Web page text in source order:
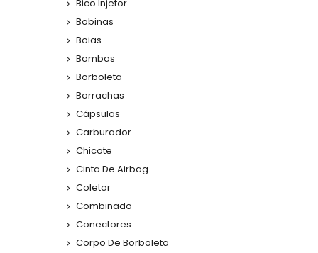
Bico Injetor
Bobinas
Boias
Bombas
Borboleta
Borrachas
Cápsulas
Carburador
Chicote
Cinta De Airbag
Coletor
Combinado
Conectores
Corpo De Borboleta